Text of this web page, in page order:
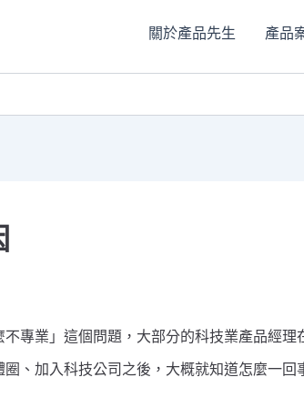
關於產品先生 產品
專業」這個問題，大部分的科技業產品經
、加入科技公司之後，大概就知道怎麼一回